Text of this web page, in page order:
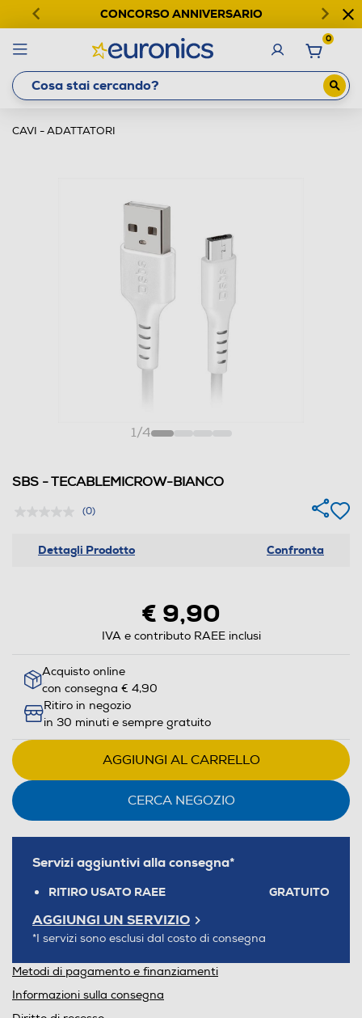
CONCORSO ANNIVERSARIO
0
CAVI - ADATTATORI
1/4
SBS - TECABLEMICROW-BIANCO
(0)
Dettagli Prodotto Confronta
€ 9,90
IVA e contributo RAEE inclusi
Acquisto online
con consegna € 4,90
Ritiro in negozio
in 30 minuti e sempre gratuito
AGGIUNGI AL CARRELLO
CERCA NEGOZIO
Servizi aggiuntivi alla consegna*
RITIRO USATO RAEE GRATUITO
AGGIUNGI UN SERVIZIO
*I servizi sono esclusi dal costo di consegna
Metodi di pagamento e finanziamenti
Informazioni sulla consegna